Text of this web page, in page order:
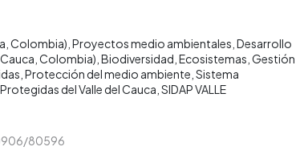
Colombia) Proyectos medio ambientales Desarrollo
Cauca, Colombia) Biodiversidad Ecosistemas Gestión
Protección del medio ambiente Sistema
del Valle del Cauca, SIDAP VALLE
80596